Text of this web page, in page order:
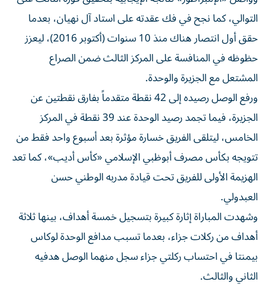
التوالي، كما نجح في فك عقدته على استاد آل نهيان، بعدما
حقق أول انتصار هناك منذ 10 سنوات (أكتوبر 2016)، ليعزز
حظوظه في المنافسة على المركز الثالث ضمن الصراع
المشتعل مع الجزيرة والوحدة.
ورفع الوصل رصيده إلى 42 نقطة متقدماً بفارق نقطتين عن
الجزيرة، فيما تجمد رصيد الوحدة عند 39 نقطة في المركز
الخامس، ليتلقى الفريق خسارة مؤثرة بعد أسبوع واحد فقط من
تتويجه بكأس مصرف أبوظبي الإسلامي «كأس أديب»، كما تعد
الهزيمة الأولى للفريق تحت قيادة مدربه الوطني حسن
العبدولي.
وشهدت المباراة إثارة كبيرة بتسجيل خمسة أهداف، بينها ثلاثة
أهداف من ركلات جزاء، بعدما تسبب مدافع الوحدة لوكاس
بيمنتا في احتساب ركلتي جزاء سجل منهما الوصل هدفيه
الثاني والثالث.